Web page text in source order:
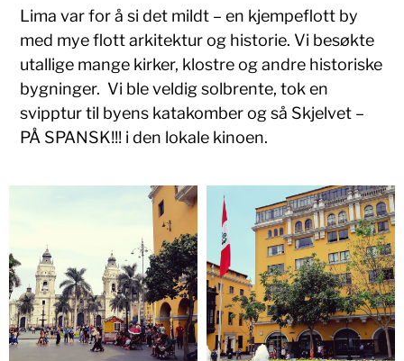
Lima var for å si det mildt – en kjempeflott by
med mye flott arkitektur og historie. Vi besøkte
utallige mange kirker, klostre og andre historiske
bygninger. Vi ble veldig solbrente, tok en
svipptur til byens katakomber og så Skjelvet –
PÅ SPANSK!!! i den lokale kinoen.